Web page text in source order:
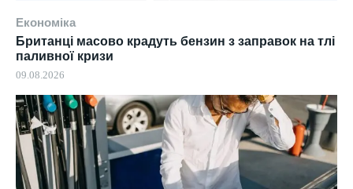
Економіка
Британці масово крадуть бензин з заправок на тлі
паливної кризи
09.08.2026